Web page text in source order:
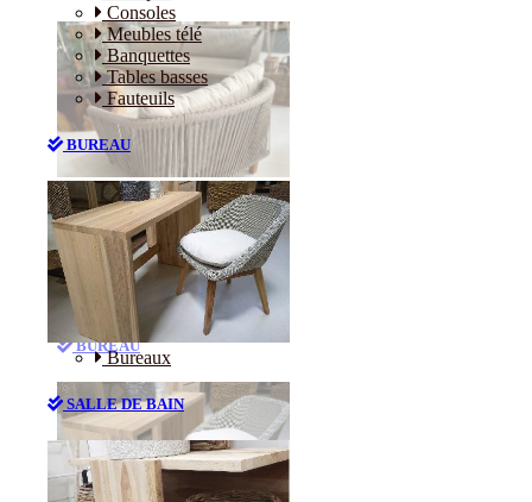
Consoles
Meubles télé
Banquettes
Tables basses
Fauteuils
BUREAU
Bureaux
SALLE DE BAIN
Canapés
Consoles
Meubles télé
Banquettes
Tables basses
Fauteuils
BUREAU